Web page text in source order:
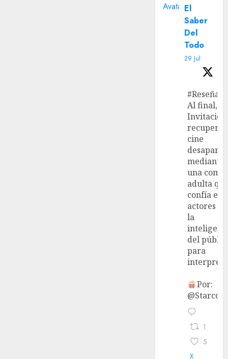
Avatar El
Saber
Del
Todo
29 Jul
#Reseña
Al final,
recupera
cine
mediante
una
adulta
confía en
actores y
la
del
para
Por:
1
5
X